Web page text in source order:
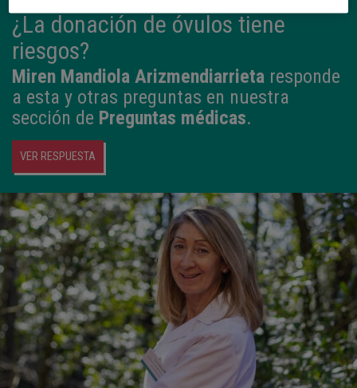
¿La donación de óvulos tiene
riesgos?
Miren Mandiola Arizmendiarrieta responde
a esta y otras preguntas en nuestra
sección de Preguntas médicas.
VER RESPUESTA